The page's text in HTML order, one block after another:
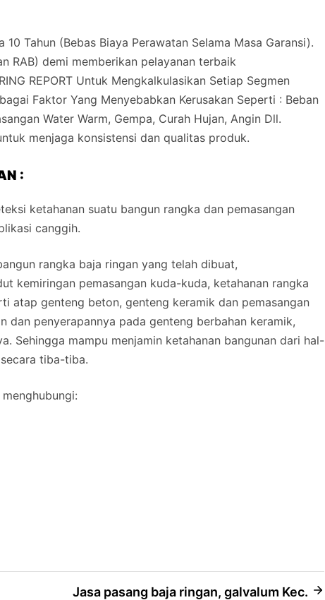
10 Tahun (Bebas Biaya Perawatan Selama Masa Garansi).
RAB) demi memberikan pelayanan terbaik
REPORT Untuk Mengkalkulasikan Setiap Segmen
Faktor Yang Menyebabkan Kerusakan Seperti : Beban
Water Warm, Gempa, Curah Hujan, Angin Dll.
menjaga konsistensi dan qualitas produk.
:
ketahanan suatu bangun rangka dan pemasangan
canggih.
rangka baja ringan yang telah dibuat,
kemiringan pemasangan kuda-kuda, ketahanan rangka
atap genteng beton, genteng keramik dan pemasangan
dan penyerapannya pada genteng berbahan keramik,
Sehingga mampu menjamin ketahanan bangunan dari hal-
tiba-tiba.
Jasa pasang baja ringan, galvalum Kec.